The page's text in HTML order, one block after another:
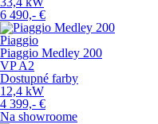
6 490,- €
Piaggio
Piaggio Medley 200
VPA2
Dostupné farby
12,4 kW
4 399,- €
Na showroome